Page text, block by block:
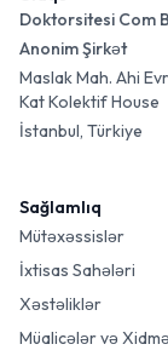
Doktorsitesi Com
Anonim Şirkət
Maslak Mah. Ahi
Kat Kolektif House
İstanbul, Türkiye
Sağlamlıq
Mütəxəssislər
İxtisas Sahələri
Xəstəliklər
Müalicələr və